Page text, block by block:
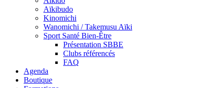
Aïkibudo
Kinomichi
Wanomichi / Takemusu Aïki
Sport Santé Bien-Être
Présentation SBBE
Clubs référencés
FAQ
Agenda
Boutique